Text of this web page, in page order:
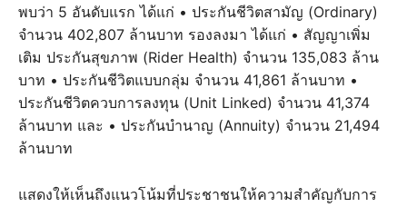
พบว่า 5 อันดับแรก ได้แก่ • ประกันชีวิตสามัญ (Ordinary)
จำนวน 402,807 ล้านบาท รองลงมา ได้แก่ • สัญญาเพิ่ม
เติม ประกันสุขภาพ (Rider Health) จำนวน 135,083 ล้าน
บาท • ประกันชีวิตแบบกลุ่ม จำนวน 41,861 ล้านบาท •
ประกันชีวิตควบการลงทุน (Unit Linked) จำนวน 41,374
ล้านบาท และ • ประกันบำนาญ (Annuity) จำนวน 21,494
ล้านบาท
แสดงให้เห็นถึงแนวโน้มที่ประชาชนให้ความสำคัญกับการ